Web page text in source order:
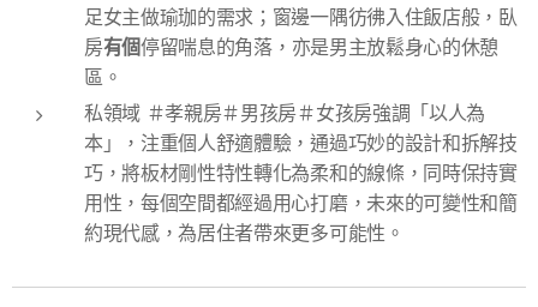
足女主做瑜珈的需求；窗邊一隅彷彿入住飯店般，臥
房有個停留喘息的角落，亦是男主放鬆身心的休憩
區。
私領域 ＃孝親房＃男孩房＃女孩房強調「以人為
本」，注重個人舒適體驗，通過巧妙的設計和拆解技
巧，將板材剛性特性轉化為柔和的線條，同時保持實
用性，每個空間都經過用心打磨，未來的可變性和簡
約現代感，為居住者帶來更多可能性。